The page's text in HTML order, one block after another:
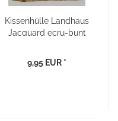
Kissenhülle Landhaus
Jacquard ecru-bunt
9,95 EUR *